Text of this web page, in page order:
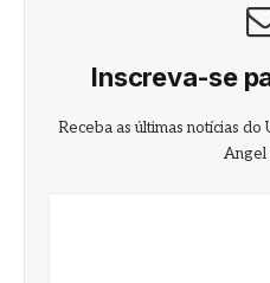
Inscreva-se
Receba as últimas notícias
Angel